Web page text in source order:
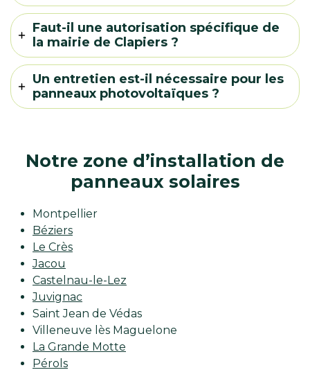
Faut-il une autorisation spécifique de
la mairie de Clapiers ?
Un entretien est-il nécessaire pour les
panneaux photovoltaïques ?
Notre zone d’installation de
panneaux solaires
Montpellier
Béziers
Le Crès
Jacou
Castelnau-le-Lez
Juvignac
Saint Jean de Védas
Villeneuve lès Maguelone
La Grande Motte
Pérols